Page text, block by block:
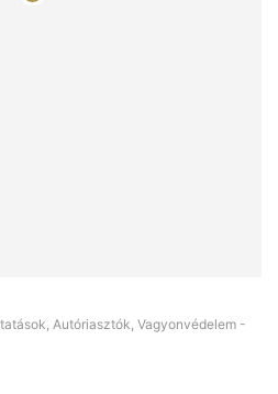
Autóriasztók, Vagyonvédelem -